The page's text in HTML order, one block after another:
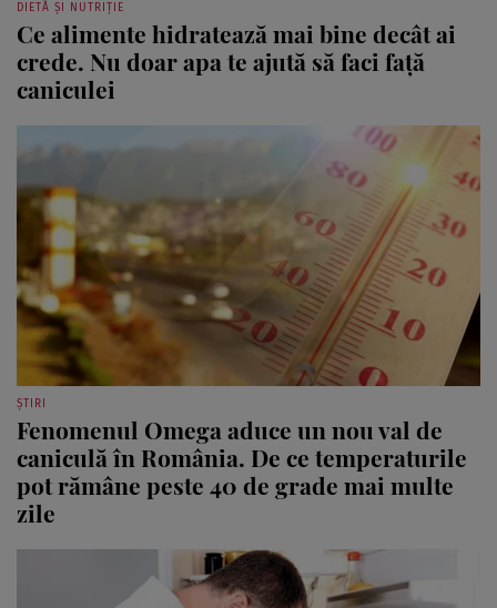
DIETĂ ȘI NUTRIȚIE
Ce alimente hidratează mai bine decât ai
crede. Nu doar apa te ajută să faci față
caniculei
ȘTIRI
Fenomenul Omega aduce un nou val de
caniculă în România. De ce temperaturile
pot rămâne peste 40 de grade mai multe
zile